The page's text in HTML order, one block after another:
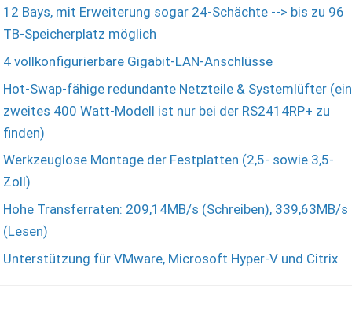
12 Bays, mit Erweiterung sogar 24-Schächte --> bis zu 96
TB-Speicherplatz möglich
4 vollkonfigurierbare Gigabit-LAN-Anschlüsse
Hot-Swap-fähige redundante Netzteile & Systemlüfter (ein
zweites 400 Watt-Modell ist nur bei der RS2414RP+ zu
finden)
Werkzeuglose Montage der Festplatten (2,5- sowie 3,5-
Zoll)
Hohe Transferraten: 209,14MB/s (Schreiben), 339,63MB/s
(Lesen)
Unterstützung für VMware, Microsoft Hyper-V und Citrix